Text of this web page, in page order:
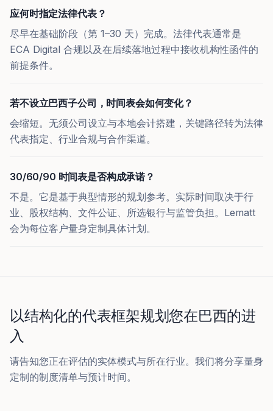
应何时指定法律代表？
尽早在基础阶段（第 1–30 天）完成。法律代表通常是
ECA Digital 合规以及在后续落地过程中接收机构性函件的
前提条件。
若不设立巴西子公司，时间表会如何变化？
会缩短。无须公司设立与本地会计搭建，关键路径转为法律
代表指定、行业合规与合作渠道。
30/60/90 时间表是否构成承诺？
不是。它是基于典型情形的规划参考。实际时间取决于行
业、股权结构、文件公证、所选银行与监管负担。Lematt
会为每位客户量身定制具体计划。
以结构化的代表框架规划您在巴西的进
入
请告知您正在评估的实体模式与所在行业。我们将分享量身
定制的制度清单与预计时间。